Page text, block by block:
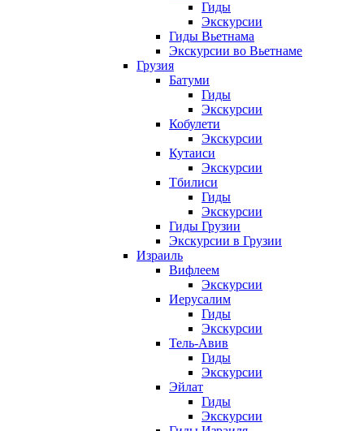
Гиды
Экскурсии
Гиды Вьетнама
Экскурсии во Вьетнаме
Грузия
Батуми
Гиды
Экскурсии
Кобулети
Экскурсии
Кутаиси
Экскурсии
Тбилиси
Гиды
Экскурсии
Гиды Грузии
Экскурсии в Грузии
Израиль
Вифлеем
Экскурсии
Иерусалим
Гиды
Экскурсии
Тель-Авив
Гиды
Экскурсии
Эйлат
Гиды
Экскурсии